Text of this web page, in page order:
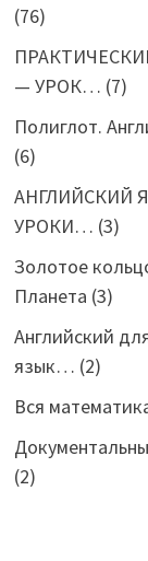
(76)
— УРОК… (7)
Полиглот.
(6)
АНГЛИЙСКИЙ
УРОКИ… (3)
Золотое
Планета (3)
Английский
язык… (2)
Вся
(2)